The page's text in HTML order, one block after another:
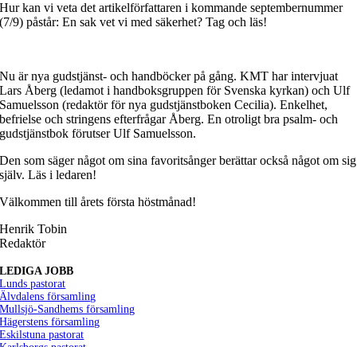
Hur kan vi veta det artikelförfattaren i kommande septembernummer
(7/9) påstår: En sak vet vi med säkerhet? Tag och läs!
Nu är nya gudstjänst- och handböcker på gång. KMT har intervjuat
Lars Åberg (ledamot i handboksgruppen för Svenska kyrkan) och Ulf
Samuelsson (redaktör för nya gudstjänstboken Cecilia). Enkelhet,
befrielse och stringens efterfrågar Åberg. En otroligt bra psalm- och
gudstjänstbok förutser Ulf Samuelsson.
Den som säger något om sina favoritsånger berättar också något om sig
själv. Läs i ledaren!
Välkommen till årets första höstmånad!
Henrik Tobin
Redaktör
LEDIGA JOBB
Lunds pastorat
Älvdalens församling
Mullsjö-Sandhems församling
Hägerstens församling
Eskilstuna pastorat